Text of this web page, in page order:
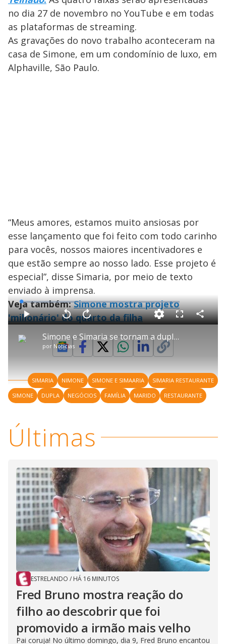
no dia 27 de novembro no YouTube e em todas
as plataformas de streaming.
As gravações do novo trabalho aconteceram na
casa de Simone, em um condomínio de luxo, em
Alphaville, São Paulo.
“Meus amores, estamos muito ansiosas por
esse lançamento que foi feito com todo carinho
para vocês, nossos maiores incentivadores e
que estão sempre ao nosso lado. Esse projeto é
especial”, disse Simaria, por meio de texto
enviado à imprensa.
Veja também:Simone mostra projeto
'milionário' do quarto da filha
P
l
a
y
V
i
d
e
o
Simone e Simaria se tornam a dupla mais seguida do Instagram
por Notícias
P V
t
a
r
1
0
g
u
n
d
o
s
A
a
n
ç
a
1
e
g
u
n
d
o
s
L
o
a
d
e
:
1
.
F C
o
a
SIMARIA NIMONE SIMONE E SIMAARIA
SIMARIA RESTAURANTE
SIMONE
DUPLA NEGÓCIOS FAMÍLIA MARIDO RESTAURANTE
Últimas
ESTRELANDO / HÁ 16 MINUTOS
Fred Bruno mostra reação do
filho ao descobrir que foi
promovido a irmão mais velho
Pai coruja! No último domingo, dia 9, Fred Bruno encantou